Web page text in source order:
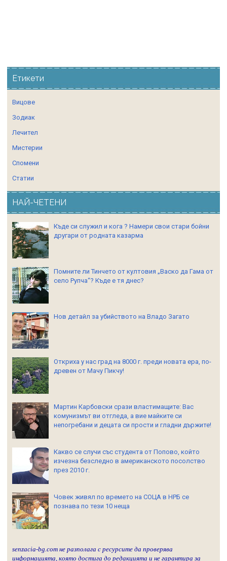
Етикети
Вицове
Зодиак
Лечител
Мистерии
Спомени
Статии
НАЙ-ЧЕТЕНИ
Къде си служил и кога ? Намери свои стари бойни
другари от родната казарма
Помните ли Тинчето от култовия „Васко да Гама от
село Рупча“? Къде е тя днес?
Нов детайл за убийството на Владо Загато
Откриха у нас град на 8000 г. преди новата ера, по-
древен от Мачу Пикчу!
Мартин Карбовски срази властимащите: Вас
комунизмът ви отгледа, а вие майките си
непогребани и децата си прости и гладни държите!
Какво се случи със студента от Попово, който
изчезна безследно в американското посолство
през 2010 г.
Човек живял по времето на СОЦА в НРБ се
познава по тези 10 неща
senzacia-bg.com не разполага с ресурсите да проверява
информацията, която достига до редакцията и не гарантира за